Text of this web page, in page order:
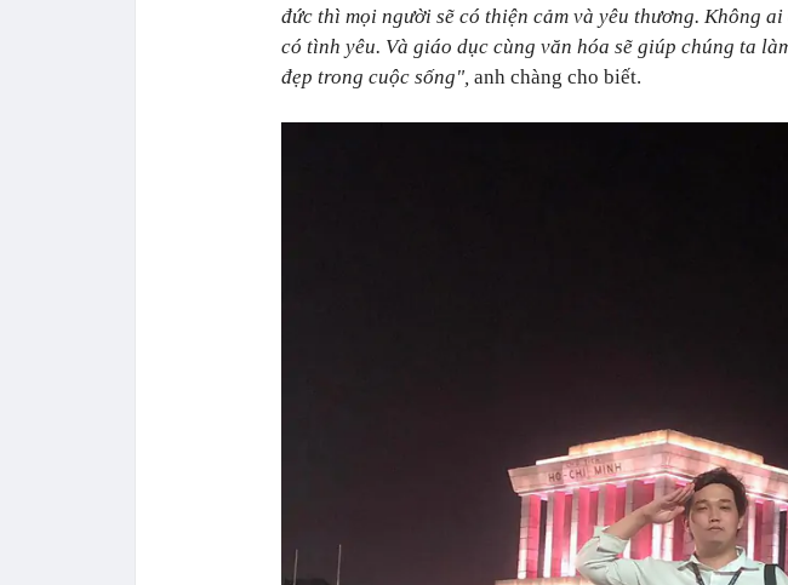
đức thì mọi người sẽ có thiện cảm và yêu thương. Không ai
có tình yêu. Và giáo dục cùng văn hóa sẽ giúp chúng ta
đẹp trong cuộc sống", anh chàng cho biết.